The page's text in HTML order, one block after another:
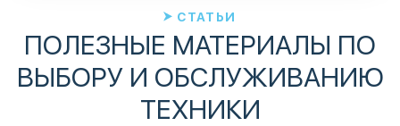
СТАТЬИ
ПОЛЕЗНЫЕ МАТЕРИАЛЫ ПО
ВЫБОРУ И ОБСЛУЖИВАНИЮ
ТЕХНИКИ